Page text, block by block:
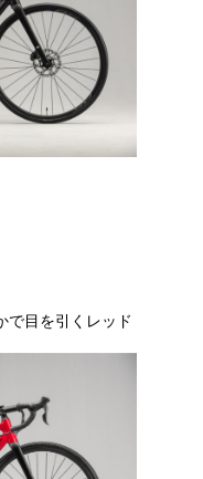
で目を引くレッド